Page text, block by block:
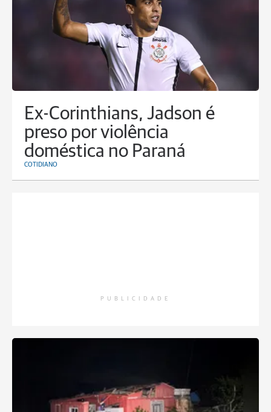
Ex-Corinthians, Jadson é
preso por violência
doméstica no Paraná
COTIDIANO
PUBLICIDADE